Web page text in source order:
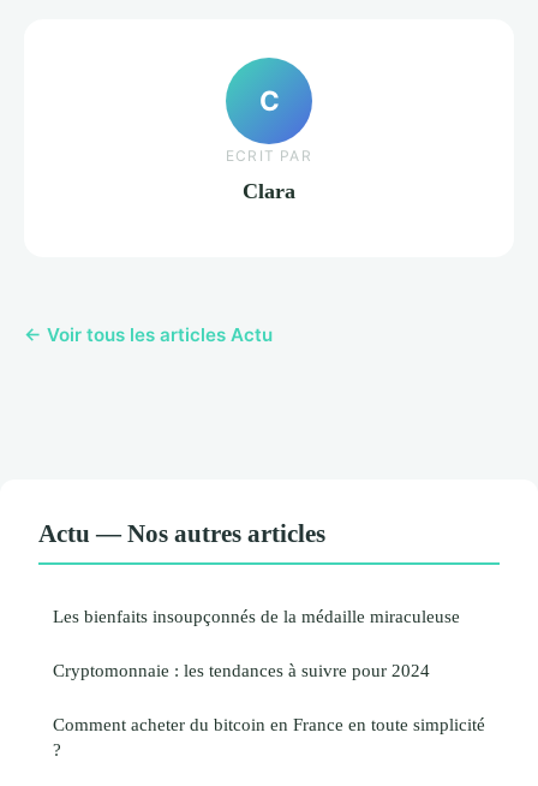
C
ECRIT PAR
Clara
← Voir tous les articles Actu
Actu — Nos autres articles
Les bienfaits insoupçonnés de la médaille miraculeuse
Cryptomonnaie : les tendances à suivre pour 2024
Comment acheter du bitcoin en France en toute simplicité
?